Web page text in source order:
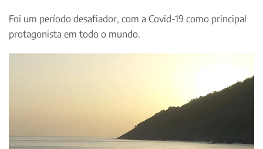
Foi um período desafiador, com a Covid-19 como principal
protagonista em todo o mundo.